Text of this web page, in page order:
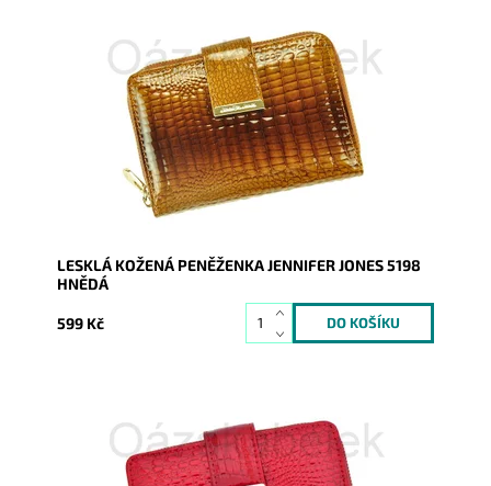
Kožená peněženka v hnědé barvě je orientována na
výšku. Tato novinka značky Jennifer Jones je velmi
praktická,...
Dostupnost:
Skladem
8541
Jennifer Jones
2 roky
LESKLÁ KOŽENÁ PENĚŽENKA JENNIFER JONES 5198
HNĚDÁ
599 Kč
Kožená peněženka v červené barvě je orientována na
výšku. Tato novinka značky Jennifer Jones je velmi
praktická,...